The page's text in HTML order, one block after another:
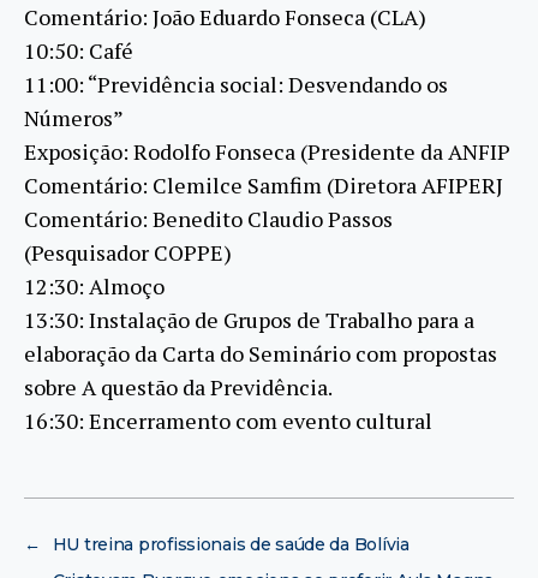
Comentário: João Eduardo Fonseca (CLA)
10:50: Café
11:00: “Previdência social: Desvendando os
Números”
Exposição: Rodolfo Fonseca (Presidente da ANFIP
Comentário: Clemilce Samfim (Diretora AFIPERJ
Comentário: Benedito Claudio Passos
(Pesquisador COPPE)
12:30: Almoço
13:30: Instalação de Grupos de Trabalho para a
elaboração da Carta do Seminário com propostas
sobre A questão da Previdência.
16:30: Encerramento com evento cultural
←
HU treina profissionais de saúde da Bolívia